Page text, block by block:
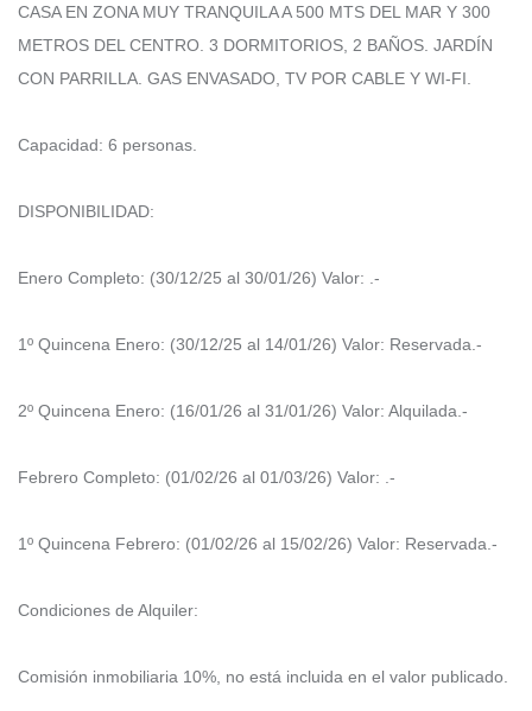
CASA EN ZONA MUY TRANQUILA A 500 MTS DEL MAR Y 300
METROS DEL CENTRO. 3 DORMITORIOS, 2 BAÑOS. JARDÍN
CON PARRILLA. GAS ENVASADO, TV POR CABLE Y WI-FI.
Capacidad: 6 personas.
DISPONIBILIDAD:
Enero Completo: (30/12/25 al 30/01/26) Valor: .-
1º Quincena Enero: (30/12/25 al 14/01/26) Valor: Reservada.-
2º Quincena Enero: (16/01/26 al 31/01/26) Valor: Alquilada.-
Febrero Completo: (01/02/26 al 01/03/26) Valor: .-
1º Quincena Febrero: (01/02/26 al 15/02/26) Valor: Reservada.-
Condiciones de Alquiler:
Comisión inmobiliaria 10%, no está incluida en el valor publicado.